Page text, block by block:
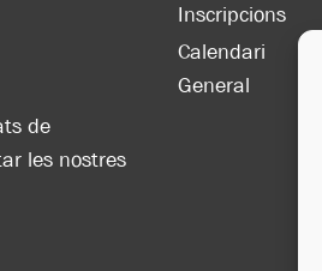
de
les nostres
Inscripcions
Calendari
General